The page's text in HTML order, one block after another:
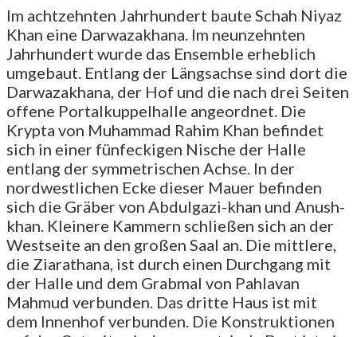
Im achtzehnten Jahrhundert baute Schah Niyaz
Khan eine Darwazakhana. Im neunzehnten
Jahrhundert wurde das Ensemble erheblich
umgebaut. Entlang der Längsachse sind dort die
Darwazakhana, der Hof und die nach drei Seiten
offene Portalkuppelhalle angeordnet. Die
Krypta von Muhammad Rahim Khan befindet
sich in einer fünfeckigen Nische der Halle
entlang der symmetrischen Achse. In der
nordwestlichen Ecke dieser Mauer befinden
sich die Gräber von Abdulgazi-khan und Anush-
khan. Kleinere Kammern schließen sich an der
Westseite an den großen Saal an. Die mittlere,
die Ziarathana, ist durch einen Durchgang mit
der Halle und dem Grabmal von Pahlavan
Mahmud verbunden. Das dritte Haus ist mit
dem Innenhof verbunden. Die Konstruktionen